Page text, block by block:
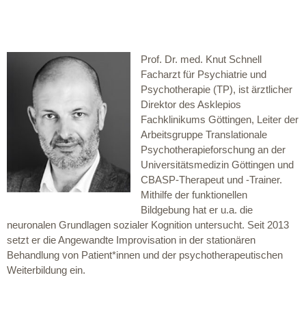
Prof. Dr. med. Knut Schnell
Facharzt für Psychiatrie und
Psychotherapie (TP), ist ärztlicher
Direktor des Asklepios
Fachklinikums Göttingen, Leiter der
Arbeitsgruppe Translationale
Psychotherapieforschung an der
Universitätsmedizin Göttingen und
CBASP-Therapeut und -Trainer.
Mithilfe der funktionellen
Bildgebung hat er u.a. die
neuronalen Grundlagen sozialer Kognition untersucht. Seit 2013
setzt er die Angewandte Improvisation in der stationären
Behandlung von Patient*innen und der psychotherapeutischen
Weiterbildung ein.